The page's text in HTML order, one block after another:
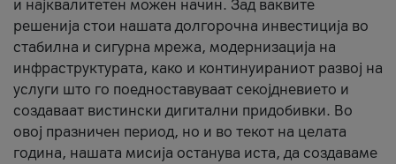
и најквалитетен можен начин. Зад ваквите
решенија стои нашата долгорочна инвестиција во
стабилна и сигурна мрежа, модернизација на
инфраструктурата, како и континуираниот развој на
услуги што го поедноставуваат секојдневието и
создаваат вистински дигитални придобивки. Во
овој празничен период, но и во текот на целата
година, нашата мисија останува иста, да создаваме